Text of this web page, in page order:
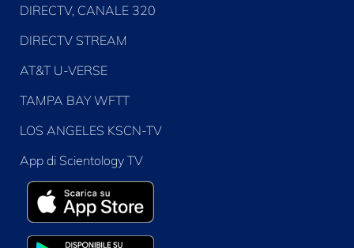
DIRECTV, CANALE 320
DIRECTV STREAM
AT&T U-VERSE
TAMPA BAY WFTT
LOS ANGELES KSCN-TV
App di Scientology TV